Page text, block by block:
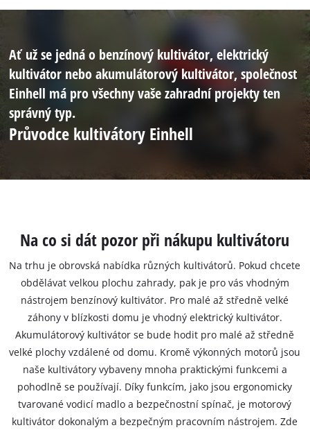
Ať už se jedná o benzínový kultivátor, elektrický
kultivátor nebo akumulátorový kultivátor, společnost
Einhell má pro všechny vaše zahradní projekty ten
správný typ.
Průvodce kultivátory Einhell
Na co si dát pozor při nákupu kultivátoru
Na trhu je obrovská nabídka různých kultivátorů. Pokud chcete
obdělávat velkou plochu zahrady, pak je pro vás vhodným
nástrojem benzínový kultivátor. Pro malé až středně velké
záhony v blízkosti domu je vhodný elektrický kultivátor.
Akumulátorový kultivátor se bude hodit pro malé až středně
velké plochy vzdálené od domu. Kromě výkonných motorů jsou
naše kultivátory vybaveny mnoha praktickými funkcemi a
pohodlně se používají. Díky funkcím, jako jsou ergonomicky
tvarované vodicí madlo a bezpečnostní spínač, je motorový
kultivátor dokonalým a bezpečným pracovním nástrojem. Zde